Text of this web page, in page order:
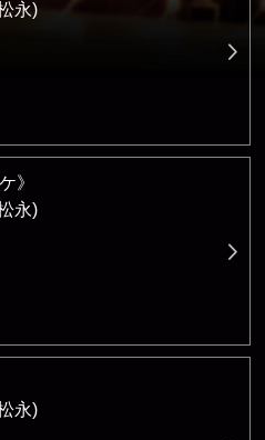
永)
》
永)
永)